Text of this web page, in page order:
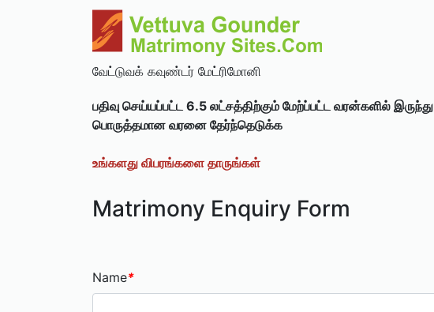
வேட்டுவக் கவுண்டர் மேட்ரிமோனி
பதிவு செய்யப்பட்ட 6.5 லட்சத்திற்கும் மேற்ப்பட்ட வரன்களில் இருந்து
பொருத்தமான வரனை தேர்ந்தெடுக்க
உங்களது விபரங்களை தாருங்கள்
Matrimony Enquiry Form
Name*